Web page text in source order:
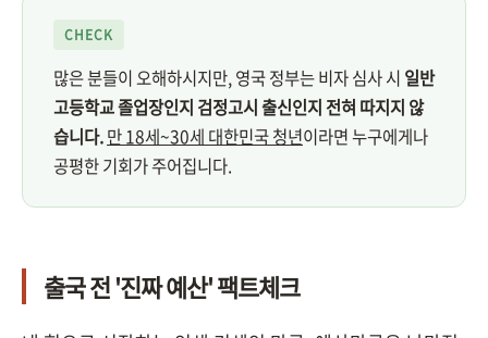
CHECK
많은 분들이 오해하시지만, 영국 정부는 비자 심사 시 일반
고등학교 졸업장인지 검정고시 출신인지 전혀 따지지 않
습니다.만 18세~30세 대한민국 청년이라면 누구에게나
공평한 기회가 주어집니다.
출국 전 '진짜 예산' 팩트체크